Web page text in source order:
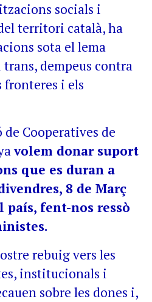
socials i
territori català, ha
sota el lema
trans, dempeus contra
fronteres i els
de Cooperatives de
volem donar suport
que es duran a
8 de Març
país, fent-nos ressò
rebuig vers les
institucionals i
sobre les dones i,